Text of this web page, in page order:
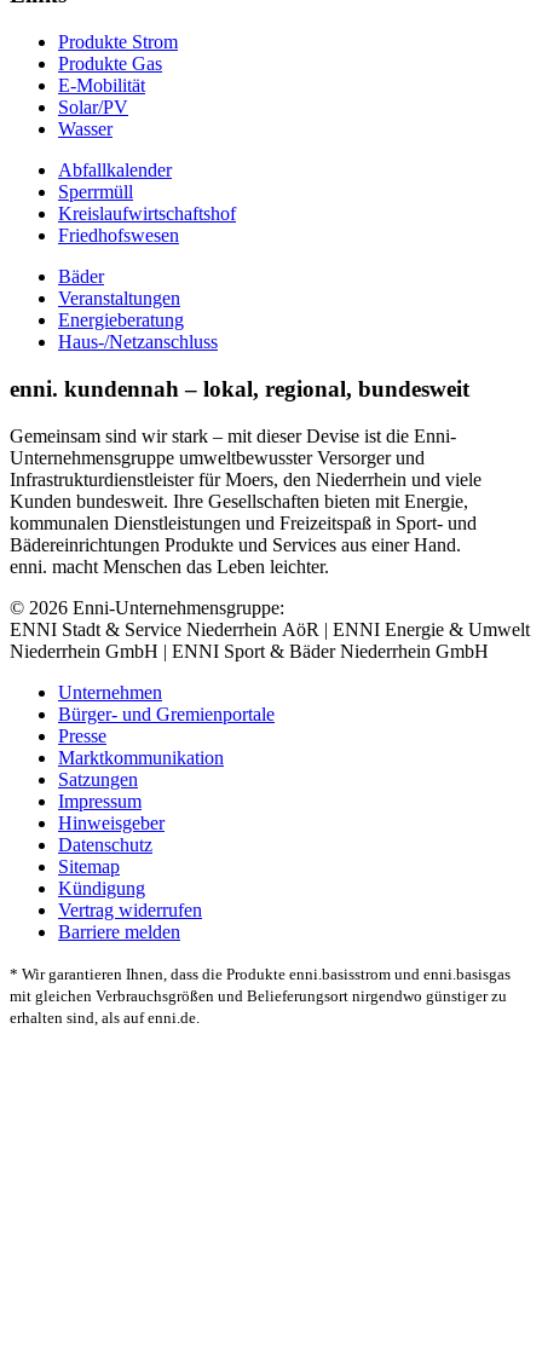
Produkte Strom
Produkte Gas
E-Mobilität
Solar/PV
Wasser
Abfallkalender
Sperrmüll
Kreislaufwirtschaftshof
Friedhofswesen
Bäder
Veranstaltungen
Energieberatung
Haus-/Netzanschluss
enni. kundennah – lokal, regional, bundesweit
Gemeinsam sind wir stark – mit dieser Devise ist die Enni-
Unternehmensgruppe umweltbewusster Versorger und
Infrastrukturdienstleister für Moers, den Niederrhein und viele
Kunden bundesweit. Ihre Gesellschaften bieten mit Energie,
kommunalen Dienstleistungen und Freizeitspaß in Sport- und
Bädereinrichtungen Produkte und Services aus einer Hand.
enni. macht Menschen das Leben leichter.
© 2026 Enni-Unternehmensgruppe:
ENNI Stadt & Service Niederrhein AöR | ENNI Energie & Umwelt
Niederrhein GmbH | ENNI Sport & Bäder Niederrhein GmbH
Unternehmen
Bürger- und Gremienportale
Presse
Marktkommunikation
Satzungen
Impressum
Hinweisgeber
Datenschutz
Sitemap
Kündigung
Vertrag widerrufen
Barriere melden
* Wir garantieren Ihnen, dass die Produkte enni.basisstrom und enni.basisgas
mit gleichen Verbrauchsgrößen und Belieferungsort nirgendwo günstiger zu
erhalten sind, als auf enni.de.